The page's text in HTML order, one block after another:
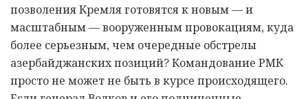
позволения Кремля готовятся к новым — и
масштабным — вооруженным провокациям, куда
более серьезным, чем очередные обстрелы
азербайджанских позиций? Командование РМК
просто не может не быть в курсе происходящего.